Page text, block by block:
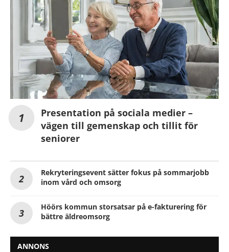
Presentation på sociala medier –
vägen till gemenskap och tillit för
seniorer
Rekryteringsevent sätter fokus på sommarjobb
inom vård och omsorg
Höörs kommun storsatsar på e-fakturering för
bättre äldreomsorg
ANNONS